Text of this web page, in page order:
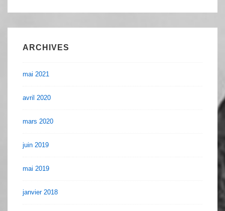
ARCHIVES
mai 2021
avril 2020
mars 2020
juin 2019
mai 2019
janvier 2018